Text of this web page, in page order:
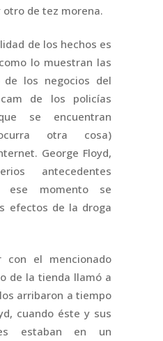
de tez morena.
de los hechos es
lo muestran las
los negocios del
de los policías
se encuentran
otra cosa)
George Floyd,
antecedentes
ese momento se
efectos de la droga
con el mencionado
de la tienda llamó a
arribaron a tiempo
cuando éste y sus
estaban en un